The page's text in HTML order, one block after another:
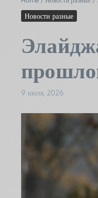
Новости разные
9 июля, 2026